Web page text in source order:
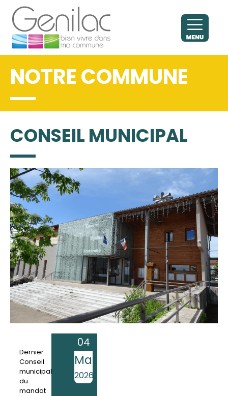
NOTRE COMMUNE
CONSEIL MUNICIPAL
04
Mar
2026
Dernier
Conseil
municipal
du
mandat